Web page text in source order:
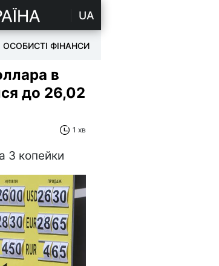
UA
ОСОБИСТІ ФІНАНСИ
в
до 26,02
1 хв
3 копейки